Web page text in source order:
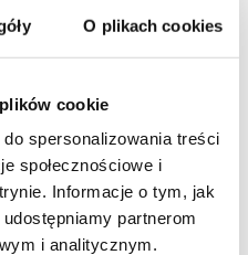
O plikach cookies
cookie
spersonalizowania treści
społecznościowe i
Informacje o tym, jak
partnerom
i analitycznym.
modową